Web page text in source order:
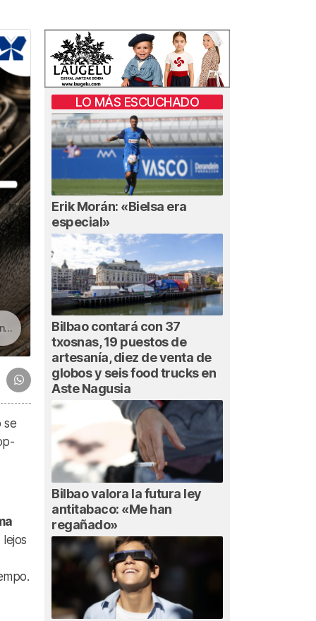
se
LO MÁS ESCUCHADO
Erik Morán: «Bielsa era
especial»
Bilbao contará con 37
txosnas, 19 puestos de
artesanía, diez de venta de
globos y seis food trucks en
Aste Nagusia
Bilbao valora la futura ley
antitabaco: «Me han
regañado»